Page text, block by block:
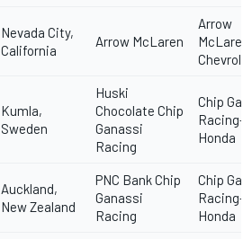
Nevada City,
California
Arrow McLaren
Arrow
Kumla,
Sweden
Huski
Chocolate Chip
Ganassi
Racing
Chip
Racing-
Honda
Auckland,
New Zealand
PNC Bank Chip
Ganassi
Racing
Chip
Racing-
Honda